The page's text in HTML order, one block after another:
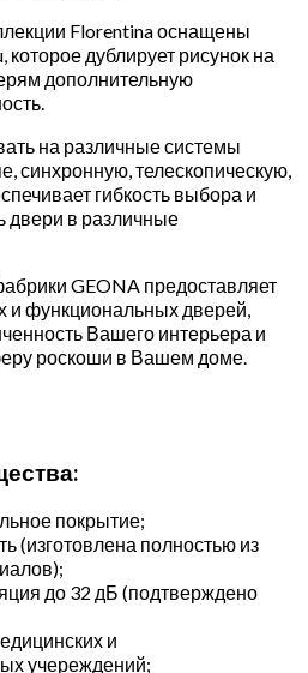
Florentina оснащены
дублирует рисунок на
дополнительную
на различные системы
синхронную, телескопическую,
гибкость выбора и
двери в различные
GEONA предоставляет
и функциональных дверей,
Вашего интерьера и
роскоши в Вашем доме.
покрытие;
(изготовлена полностью из
до 32 дБ (подтверждено
и
учереждений;